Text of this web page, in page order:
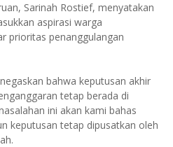
Sarinah Rostief, menyatakan
aspirasi warga
prioritas penanggulangan
bahwa keputusan akhir
tetap berada di
ini akan kami bahas
keputusan tetap dipusatkan oleh